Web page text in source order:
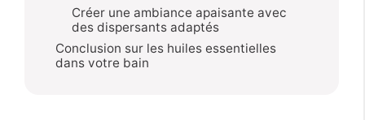
Créer une ambiance apaisante avec
des dispersants adaptés
Conclusion sur les huiles essentielles
dans votre bain